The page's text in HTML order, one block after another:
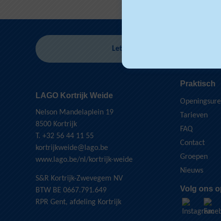
Let op! Identiteitskaart verplicht
LAGO Kortrijk Weide
Nelson Mandelaplein 19
8500 Kortrijk
T. +32 56 44 11 55
kortrijkweide@lago.be
www.lago.be/nl/kortrijk-weide
S&R Kortrijk-Zwevegem NV
BTW BE 0667.791.649
RPR Gent, afdeling Kortrijk
Praktisch
Tarieven
FAQ
Contact
Groepen
Nieuws
Volg ons